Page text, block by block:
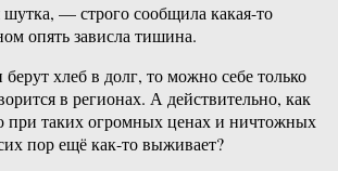
— строго сообщила какая-то
опять зависла тишина.
хлеб в долг, то можно себе только
в регионах. А действительно, как
при таких огромных ценах и ничтожных
пор ещё как-то выживает?